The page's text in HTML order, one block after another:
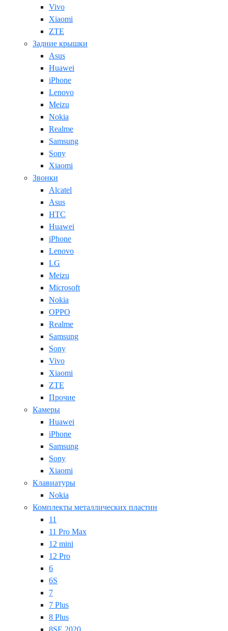
Vivo
Xiaomi
ZTE
Задние крышки
Asus
Huawei
iPhone
Lenovo
Meizu
Nokia
Realme
Samsung
Sony
Xiaomi
Звонки
Alcatel
Asus
HTC
Huawei
iPhone
Lenovo
LG
Meizu
Microsoft
Nokia
OPPO
Realme
Samsung
Sony
Vivo
Xiaomi
ZTE
Прочие
Камеры
Huawei
iPhone
Samsung
Sony
Xiaomi
Клавиатуры
Nokia
Комплекты металлических пластин
11
11 Pro Max
12 mini
12 Pro
6
6S
7
7 Plus
8 Plus